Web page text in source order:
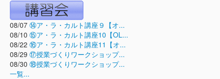
08/07 ⑭ア・ラ・カルト講座９【オ...
08/10 ⑮ア・ラ・カルト講座10【OL...
08/22 ⑯ア・ラ・カルト講座11【オ...
08/29 ⑰授業づくりワークショップ...
08/30 ⑱授業づくりワークショップ...
一覧...